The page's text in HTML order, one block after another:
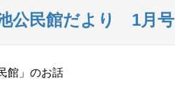
公民館だより 1月号
館」のお話